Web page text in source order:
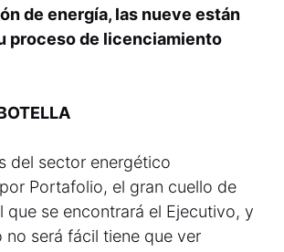
de energía, las nueve están
proceso de licenciamiento
del sector energético
Portafolio, el gran cuello de
que se encontrará el Ejecutivo, y
no será fácil tiene que ver